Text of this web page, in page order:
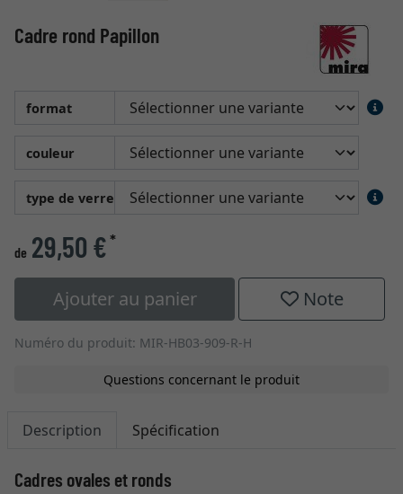
Cadre rond Papillon
format
couleur
type de verre
de 29,50 €*
Ajouter au panier Note
Numéro du produit: MIR-HB03-909-R-H
Questions concernant le produit
Description Spécification
Cadres ovales et ronds